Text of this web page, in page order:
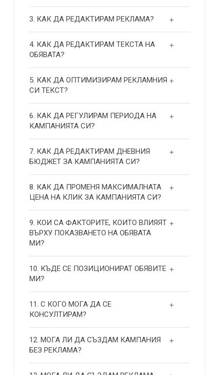
3. КАК ДА РЕДАКТИРАМ РЕКЛАМА?
4. КАК ДА РЕДАКТИРАМ ТЕКСТА НА
ОБЯВАТА?
5. КАК ДА ОПТИМИЗИРАМ РЕКЛАМНИЯ
СИ ТЕКСТ?
6. КАК ДА РЕГУЛИРАМ ПЕРИОДА НА
КАМПАНИЯТА СИ?
7. КАК ДА РЕДАКТИРАМ ДНЕВНИЯ
БЮДЖЕТ ЗА КАМПАНИЯТА СИ?
8. КАК ДА ПРОМЕНЯ МАКСИМАЛНАТА
ЦЕНА НА КЛИК ЗА КАМПАНИЯТА СИ?
9. КОИ СА ФАКТОРИТЕ, КОИТО ВЛИЯЯТ
ВЪРХУ ПОКАЗВАНЕТО НА ОБЯВАТА
МИ?
10. КЪДЕ СЕ ПОЗИЦИОНИРАТ ОБЯВИТЕ
МИ?
11. С КОГО МОГА ДА СЕ
КОНСУЛТИРАМ?
12. МОГА ЛИ ДА СЪЗДАМ КАМПАНИЯ
БЕЗ РЕКЛАМА?